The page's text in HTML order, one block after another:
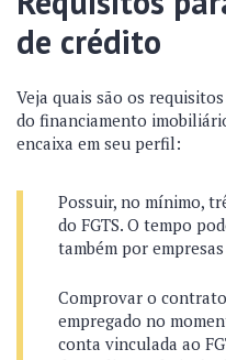
de crédito
Veja quais são os
do financiamento
encaixa em seu perfil:
Possuir, no mínimo,
do FGTS. O tempo
também por
Comprovar o
empregado no
conta vinculada ao